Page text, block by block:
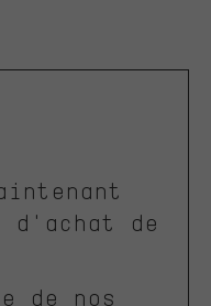
d'achat de
de nos